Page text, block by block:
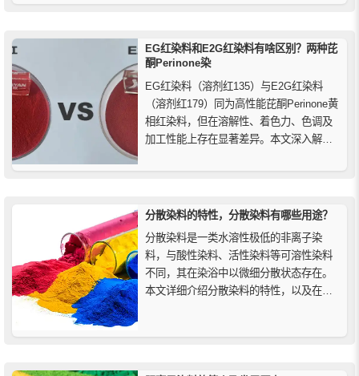
EG红染料和E2G红染料有啥区别？两种芘
酮Perinone染
EG红染料（溶剂红135）与E2G红染料
（溶剂红179）同为高性能芘酮Perinone黄
相红染料，但在溶解性、着色力、色调及
加工性能上存在显著差异。本文深入解析
域，帮助工程塑料着色用户根据成本和性
现最佳色彩效果和经济效益。
分散染料的特性，分散染料有哪些用途？
分散染料是一类水溶性极低的非离子染
料，与酸性染料、活性染料等可溶性染料
不同，其在染浴中以微细分散状态存在。
本文详细介绍分散染料的特性，以及在聚